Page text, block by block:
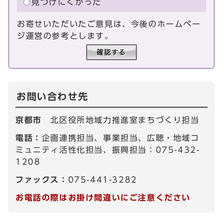
見つけにくかった
お寄せいただいたご意見は、今後のホームペー
ジ運営の参考とします。
お問い合わせ先
京都市北区役所地域力推進室まちづくり担当
電話： 企画連携担当、事業担当、広聴・地域コ
ミュニティ活性化担当、振興担当：075-432-
1208
ファックス： 075-441-3282
お電話の際はお掛け間違いにご注意ください